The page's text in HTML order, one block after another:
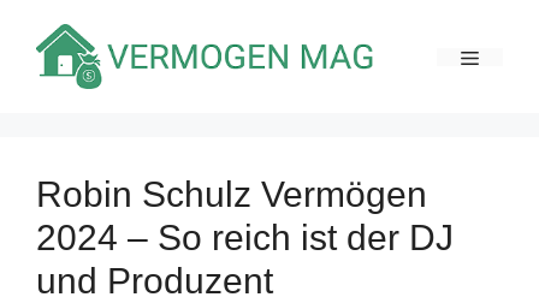
Inhalt
springen
Robin Schulz Vermögen
2024 – So reich ist der DJ
und Produzent